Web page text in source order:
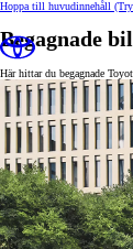
Hoppa till huvudinnehåll
Begagnade
Här hittar du begagnade